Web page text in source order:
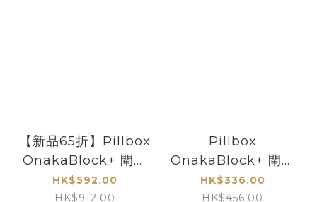
【新品65折】Pillbox
OnakaBlock+ 閘脂
防彈丸雙效版-4包 (
60日份量)
HK$592.00
HK$912.00
Pillbox
OnakaBlock+ 閘脂
防彈丸雙效版-2包 (
30日份量)
HK$336.00
HK$456.00